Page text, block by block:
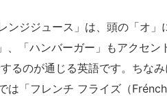
ンジジュース」は、頭の「オ
、「ハンバーガー」もアクセ
るのが通じる英語です。ちな
は「フレンチ フライズ（